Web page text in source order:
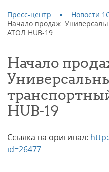
Пресс-центр
Новости
Начало продаж:
АТОЛ HUB-19
Начало
HUB-19
Ссылка на оригинал:
id=26477